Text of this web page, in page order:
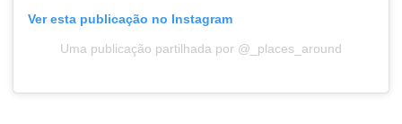
Ver esta publicação no Instagram
Uma publicação partilhada por @_places_around